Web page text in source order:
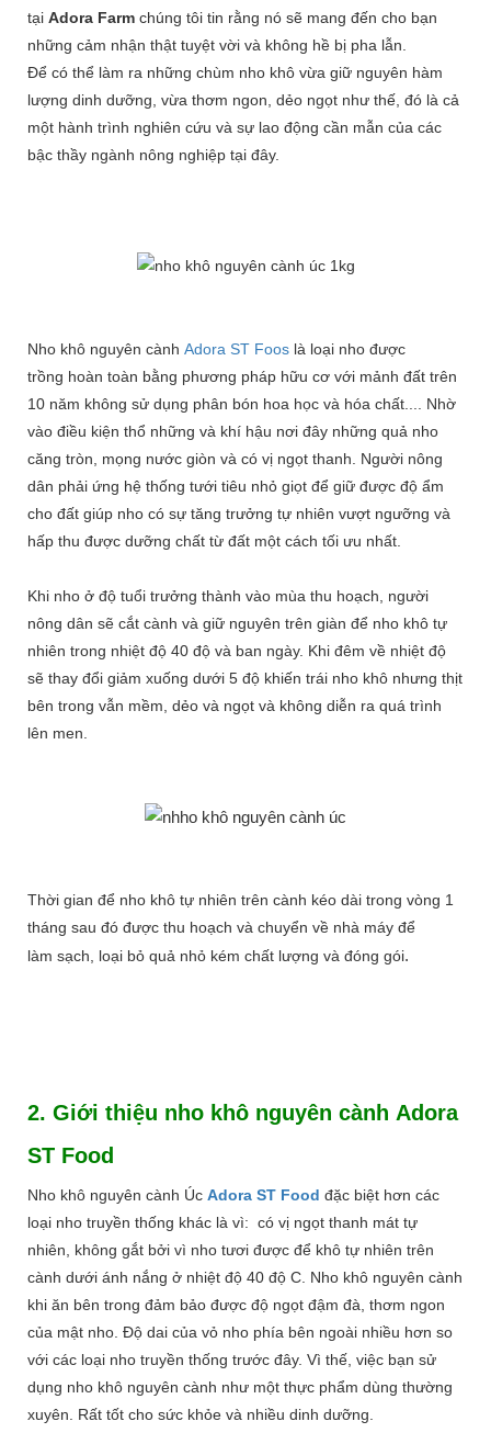
tại Adora Farm chúng tôi tin rằng nó sẽ mang đến cho bạn
những cảm nhận thật tuyệt vời và không hề bị pha lẫn.
Để có thể làm ra những chùm nho khô vừa giữ nguyên hàm
lượng dinh dưỡng, vừa thơm ngon, dẻo ngọt như thế, đó là cả
một hành trình nghiên cứu và sự lao động cần mẫn của các
bậc thầy ngành nông nghiệp tại đây.
Nho khô nguyên cành Adora ST Foos là loại nho được
trồng hoàn toàn bằng phương pháp hữu cơ với mảnh đất trên
10 năm không sử dụng phân bón hoa học và hóa chất.... Nhờ
vào điều kiện thổ những và khí hậu nơi đây những quả nho
căng tròn, mọng nước giòn và có vị ngọt thanh. Người nông
dân phải ứng hệ thống tưới tiêu nhỏ giọt để giữ được độ ẩm
cho đất giúp nho có sự tăng trưởng tự nhiên vượt ngưỡng và
hấp thu được dưỡng chất từ đất một cách tối ưu nhất.
Khi nho ở độ tuổi trưởng thành vào mùa thu hoạch, người
nông dân sẽ cắt cành và giữ nguyên trên giàn để nho khô tự
nhiên trong nhiệt độ 40 độ và ban ngày. Khi đêm về nhiệt độ
sẽ thay đổi giảm xuống dưới 5 độ khiến trái nho khô nhưng thịt
bên trong vẫn mềm, dẻo và ngọt và không diễn ra quá trình
lên men.
Thời gian để nho khô tự nhiên trên cành kéo dài trong vòng 1
tháng sau đó được thu hoạch và chuyển về nhà máy để
làm sạch, loại bỏ quả nhỏ kém chất lượng và đóng gói.
2. Giới thiệu nho khô nguyên cành Adora
ST Food
Nho khô nguyên cành Úc Adora ST Food đặc biệt hơn các
loại nho truyền thống khác là vì: có vị ngọt thanh mát tự
nhiên, không gắt bởi vì nho tươi được để khô tự nhiên trên
cành dưới ánh nắng ở nhiệt độ 40 độ C. Nho khô nguyên cành
khi ăn bên trong đảm bảo được độ ngọt đậm đà, thơm ngon
của mật nho. Độ dai của vỏ nho phía bên ngoài nhiều hơn so
với các loại nho truyền thống trước đây. Vì thế, việc bạn sử
dụng nho khô nguyên cành như một thực phẩm dùng thường
xuyên. Rất tốt cho sức khỏe và nhiều dinh dưỡng.